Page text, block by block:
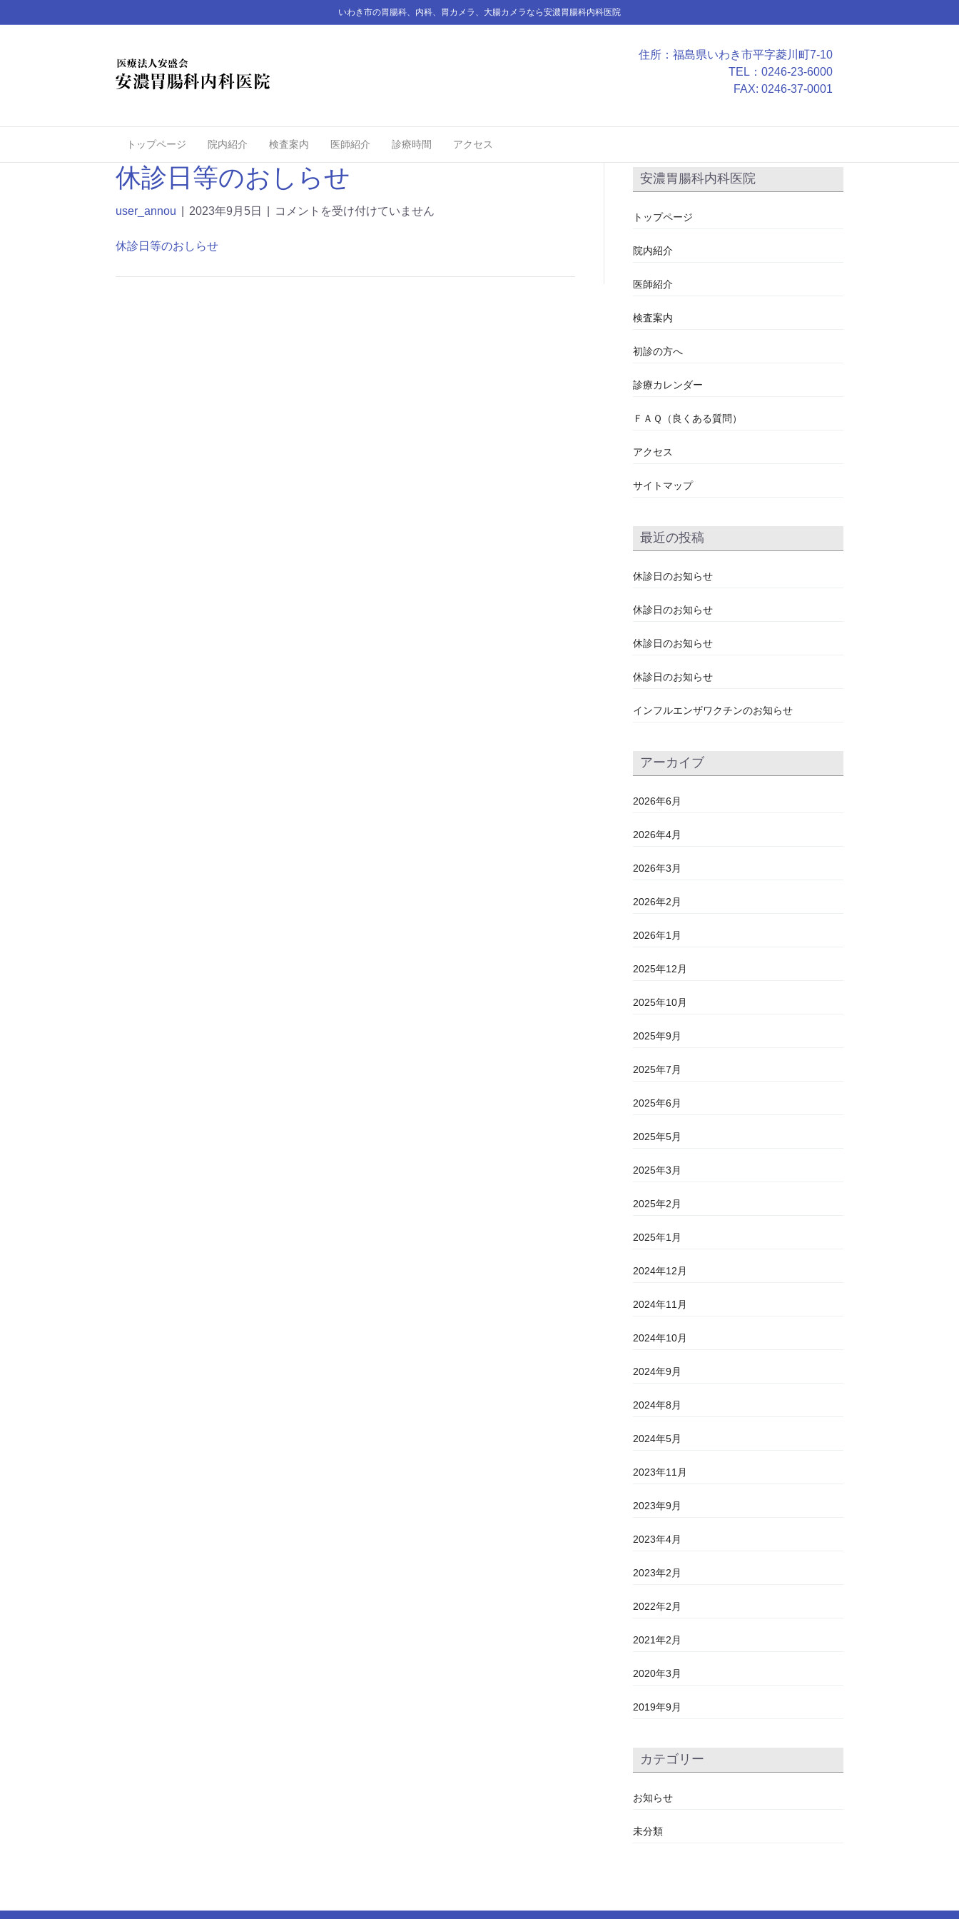
いわき市の胃腸科、内科、胃カメラ、大腸カメラなら安濃胃腸科内科医院
住所：福島県いわき市平字菱川町7-10
TEL：0246-23-6000
FAX: 0246-37-0001
トップページ 院内紹介 検査案内 医師紹介 診療時間 アクセス
休診日等のおしらせ
user_annou 2023年9月5日 コメントを受け付けていません
休診日等のおしらせ
安濃胃腸科内科医院
トップページ
院内紹介
医師紹介
検査案内
初診の方へ
診療カレンダー
ＦＡＱ（良くある質問）
アクセス
サイトマップ
最近の投稿
休診日のお知らせ
休診日のお知らせ
休診日のお知らせ
休診日のお知らせ
インフルエンザワクチンのお知らせ
アーカイブ
2026年6月
2026年4月
2026年3月
2026年2月
2026年1月
2025年12月
2025年10月
2025年9月
2025年7月
2025年6月
2025年5月
2025年3月
2025年2月
2025年1月
2024年12月
2024年11月
2024年10月
2024年9月
2024年8月
2024年5月
2023年11月
2023年9月
2023年4月
2023年2月
2022年2月
2021年2月
2020年3月
2019年9月
カテゴリー
お知らせ
未分類